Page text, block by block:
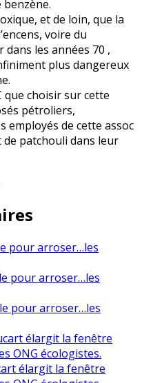
et de loin, que la
voire du
les années 70 ,
plus dangereux
que choisir sur cette
pétroliers,
employés de cette assoc
patchouli dans leur
pour arroser…les
pour arroser…les
pour arroser…les
élargit la fenêtre
ONG écologistes.
élargit la fenêtre